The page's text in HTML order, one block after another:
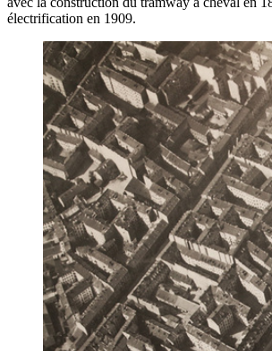
électrification en 1909.